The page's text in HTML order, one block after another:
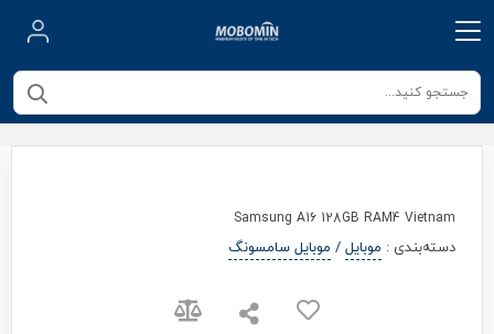
Samsung A16 128GB RAM4 Vietnam
دسته‌بندی : موبایل/ موبایل سامسونگ